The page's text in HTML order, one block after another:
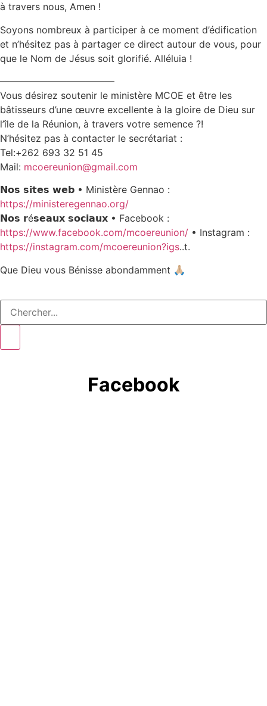
à travers nous, Amen !
Soyons nombreux à participer à ce moment d’édification
et n’hésitez pas à partager ce direct autour de vous, pour
que le Nom de Jésus soit glorifié. Alléluia !
————————————
Vous désirez soutenir le ministère MCOE et être les
bâtisseurs d’une œuvre excellente à la gloire de Dieu sur
l’île de la Réunion, à travers votre semence ?!
N’hésitez pas à contacter le secrétariat :
Tel:+262 693 32 51 45
Mail: mcoereunion@gmail.com
𝗡𝗼𝘀 𝘀𝗶𝘁𝗲𝘀 𝘄𝗲𝗯 • Ministère Gennao :
https://ministeregennao.org/
𝗡𝗼𝘀 𝗿é𝘀𝗲𝗮𝘂𝘅 𝘀𝗼𝗰𝗶𝗮𝘂𝘅 • Facebook :
https://www.facebook.com/mcoereunion/ • Instagram :
https://instagram.com/mcoereunion?igs..t.
Que Dieu vous Bénisse abondamment 🙏🏼
Facebook